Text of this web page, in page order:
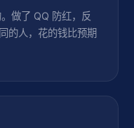
做了 QQ 防红，反
的人，花的钱比预期